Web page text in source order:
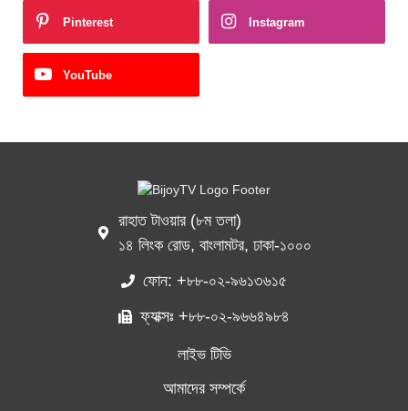
Pinterest Instagram
YouTube
রাহাত টাওয়ার (৮ম তলা)
১৪ লিংক রোড, বাংলামটর, ঢাকা-১০০০
ফোন: +৮৮-০২-৯৬১৩৬১৫
ফ্যাক্সঃ +৮৮-০২-৯৬৬৪৯৮৪
লাইভ টিভি
আমাদের সম্পর্কে